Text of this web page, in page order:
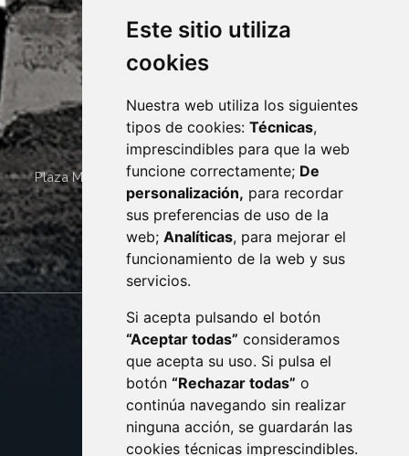
Este sitio utiliza
cookies
Nuestra web utiliza los siguientes
tipos de cookies: Técnicas,
imprescindibles para que la web
funcione correctamente; De
personalización, para recordar
sus preferencias de uso de la
web; Analíticas, para mejorar el
funcionamiento de la web y sus
servicios.
Si acepta pulsando el botón
“Aceptar todas” consideramos
que acepta su uso. Si pulsa el
botón “Rechazar todas” o
continúa navegando sin realizar
ninguna acción, se guardarán las
cookies técnicas imprescindibles.
Plaza Mayor 4 22400 MONZÓN - ARAGÓN (ESPAÑA)
· (34) 974 400 700 ·
sac@monzon.es
monzon.es
CONTACTO
AVISO LEGAL
PROTECCIÓN DE DATOS
POLÍTICA DE COOKIES
ACCESIBILIDAD
ENLACE EXTERNO AL